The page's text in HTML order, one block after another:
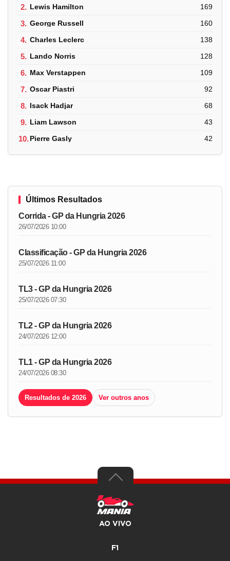
2. Lewis Hamilton 169
3. George Russell 160
4. Charles Leclerc 138
5. Lando Norris 128
6. Max Verstappen 109
7. Oscar Piastri 92
8. Isack Hadjar 68
9. Liam Lawson 43
10.Pierre Gasly 42
Últimos Resultados
Corrida - GP da Hungria 2026
26/07/2026 10:00
Classificação - GP da Hungria 2026
25/07/2026 11:00
TL3 - GP da Hungria 2026
25/07/2026 07:30
TL2 - GP da Hungria 2026
24/07/2026 12:00
TL1 - GP da Hungria 2026
24/07/2026 08:30
Resultados de 2026 Ver outros anos
AO VIVO
F1